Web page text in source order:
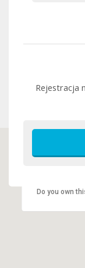
Rejestracja
Do you own